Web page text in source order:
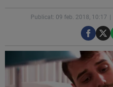
Publicat: 09 feb. 2018, 10:17